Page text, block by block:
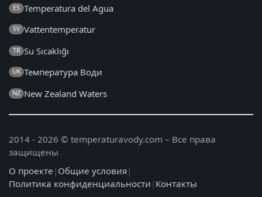
ES Temperatura del Agua
SV Vattentemperatur
TR Su Sıcaklığı
UK Температура Води
NZ New Zealand Waters
2014 - 2026 © temperaturavody.com – Все права
защищены
О проекте | Общие условия|
Политика конфиденциальности | Контакты